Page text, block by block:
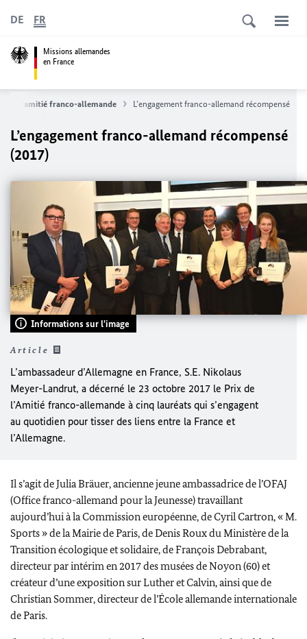
Missions allemandes
en France
DE FR
de l'amitié franco-allemande L’engagement franco-allemand récompensé
L’engagement franco-allemand récompensé
(2017)
Informations sur l'image
Article
L’ambassadeur d’Allemagne en France, S.E. Nikolaus
Meyer-Landrut, a décerné le 23 octobre 2017 le Prix de
l’Amitié franco-allemande à cinq lauréats qui s’engagent
au quotidien pour tisser des liens entre la France et
l’Allemagne.
Il s’agit deJulia Bräuer, ancienne jeune ambassadrice de l’OFAJ
(Office franco-allemand pour la Jeunesse) travaillant
aujourd’hui à la Commission européenne, de Cyril Cartron, « M.
Sports » de la Mairie de Paris, de Denis Roux du Ministère de la
Transition écologique et solidaire, de François Debrabant,
directeur par intérim en 2017 des musées de Noyon (60) et
créateur d’une exposition sur Luther et Calvin, ainsi que de
Christian Sommer, directeur de l’École allemande internationale
de Paris.